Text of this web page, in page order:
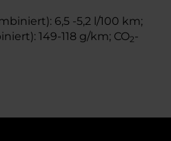
6,5 -5,2 l/100 km;
149-118 g/km; CO2-